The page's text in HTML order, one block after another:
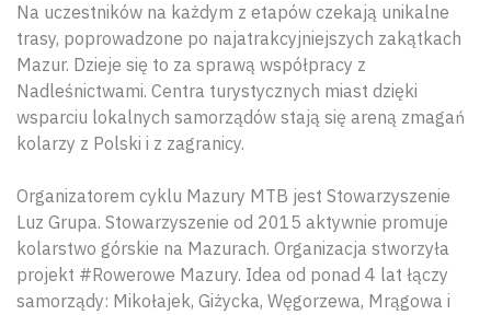
Na uczestników na każdym z etapów czekają unikalne
trasy, poprowadzone po najatrakcyjniejszych zakątkach
Mazur. Dzieje się to za sprawą współpracy z
Nadleśnictwami. Centra turystycznych miast dzięki
wsparciu lokalnych samorządów stają się areną zmagań
kolarzy z Polski i z zagranicy.
Organizatorem cyklu Mazury MTB jest Stowarzyszenie
Luz Grupa. Stowarzyszenie od 2015 aktywnie promuje
kolarstwo górskie na Mazurach. Organizacja stworzyła
projekt #Rowerowe Mazury. Idea od ponad 4 lat łączy
samorządy: Mikołajek, Giżycka, Węgorzewa, Mrągowa i